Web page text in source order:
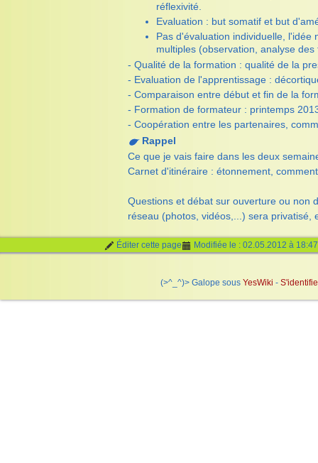
réflexivité.
Evaluation : but somatif et but
Pas d'évaluation individuelle,
multiples (observation, analyse
- Qualité de la formation : qualité de la
- Evaluation de l'apprentissage :
- Comparaison entre début et fin de la
- Formation de formateur : printemps
- Coopération entre les partenaires,
Rappel
Ce que je vais faire dans les deux
Carnet d'itinéraire : étonnement,
Questions et débat sur ouverture ou non
réseau (photos, vidéos,...) sera privatisé,
Éditer cette page Modifiée le : 02.05.2012 à
(>^_^)> Galope sous YesWiki -